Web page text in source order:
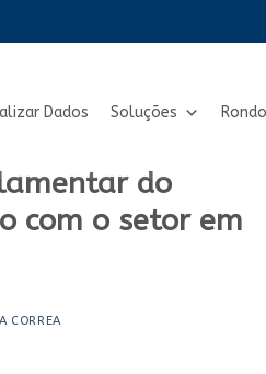
Dados Soluções
do
com o setor em
CORREA